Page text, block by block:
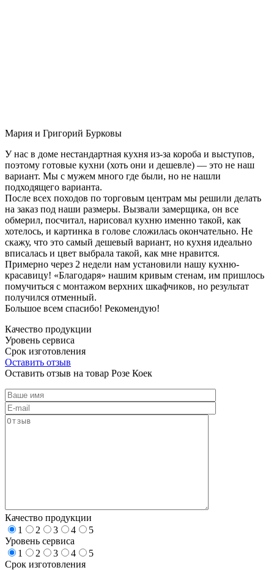
Мария и Григорий Бурковы
У нас в доме нестандартная кухня из-за короба и выступов,
поэтому готовые кухни (хоть они и дешевле) — это не наш
вариант. Мы с мужем много где были, но не нашли
подходящего варианта.
После всех походов по торговым центрам мы решили делать
на заказ под наши размеры. Вызвали замерщика, он все
обмерил, посчитал, нарисовал кухню именно такой, как
хотелось, и картинка в голове сложилась окончательно. Не
скажу, что это самый дешевый вариант, но кухня идеально
вписалась и цвет выбрала такой, как мне нравится.
Примерно через 2 недели нам установили нашу кухню-
красавицу! «Благодаря» нашим кривым стенам, им пришлось
помучиться с монтажом верхних шкафчиков, но результат
получился отменный.
Большое всем спасибо! Рекомендую!
Качество продукции
Уровень сервиса
Срок изготовления
Оставить отзыв
Оставить отзыв на товар Розе Коек
Качество продукции
1
2 3 4
5
Уровень сервиса
1
2 3 4
5
Срок изготовления